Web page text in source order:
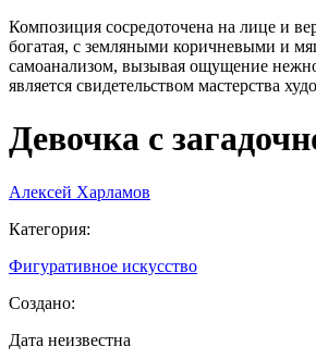
Композиция сосредоточена на лице и
богатая, с земляными коричневыми и
самоанализом, вызывая ощущение
является свидетельством мастерства
Девочка с
Алексей Харламов
Категория:
Фигуративное искусство
Создано:
Дата неизвестна